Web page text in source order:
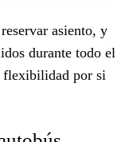
asiento, y
durante todo el
flexibilidad por si